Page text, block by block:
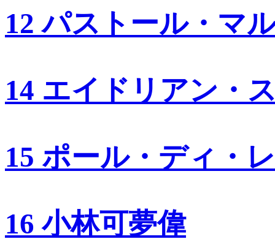
12 パストール・マ
14 エイドリアン・
15 ポール・ディ・
16 小林可夢偉